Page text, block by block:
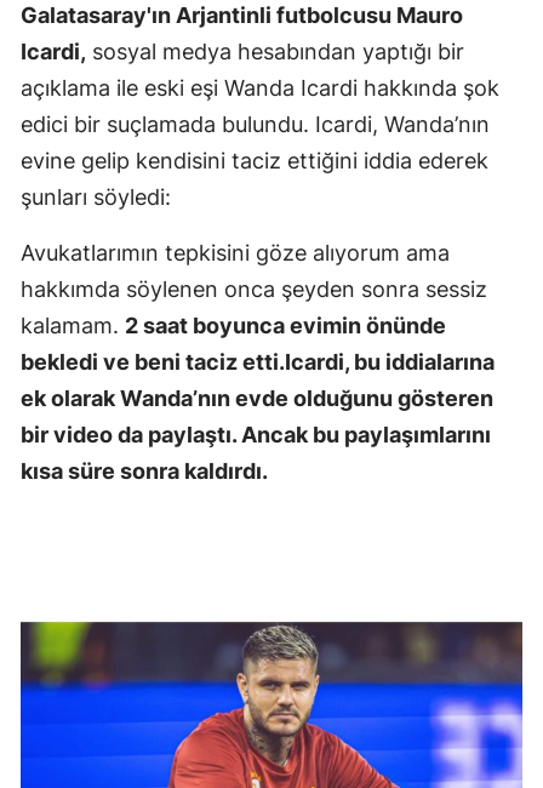
Galatasaray'ın Arjantinli futbolcusu Mauro
Icardi, sosyal medya hesabından yaptığı bir
açıklama ile eski eşi Wanda Icardi hakkında şok
edici bir suçlamada bulundu. Icardi, Wanda’nın
evine gelip kendisini taciz ettiğini iddia ederek
şunları söyledi:
Avukatlarımın tepkisini göze alıyorum ama
hakkımda söylenen onca şeyden sonra sessiz
kalamam. 2 saat boyunca evimin önünde
bekledi ve beni taciz etti.Icardi, bu iddialarına
ek olarak Wanda’nın evde olduğunu gösteren
bir video da paylaştı. Ancak bu paylaşımlarını
kısa süre sonra kaldırdı.